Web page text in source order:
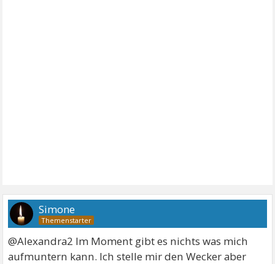
Simone
@Alexandra2 Im Moment gibt es nichts was mich
aufmuntern kann. Ich stelle mir den Wecker aber